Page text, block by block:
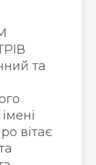
та
вітає